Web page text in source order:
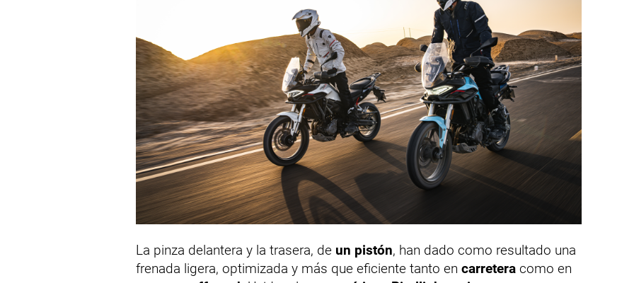
La pinza delantera y la trasera, de un pistón, han dado como resultado una
frenada ligera, optimizada y más que eficiente tanto en carretera como en